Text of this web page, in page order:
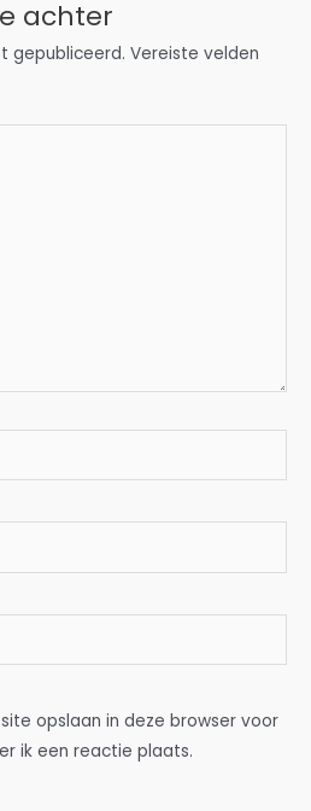
achter
gepubliceerd. Vereiste velden
opslaan in deze browser voor
ik een reactie plaats.